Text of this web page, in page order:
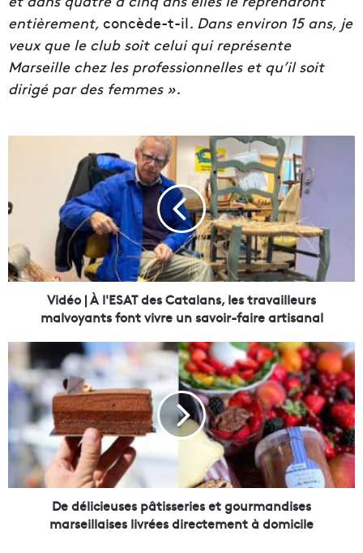
entièrement, concède-t-il. Dans environ 15 ans, je
veux que le club soit celui qui représente
Marseille chez les professionnelles et qu’il soit
dirigé par des femmes ».
o
À
l
'
T
d
e
a
t
l
Vidéo | À l'ESAT des Catalans, les travailleurs
malvoyants font vivre un savoir-faire artisanal
D
e
d
é
i
c
e
De délicieuses pâtisseries et gourmandises
marseillaises livrées directement à domicile